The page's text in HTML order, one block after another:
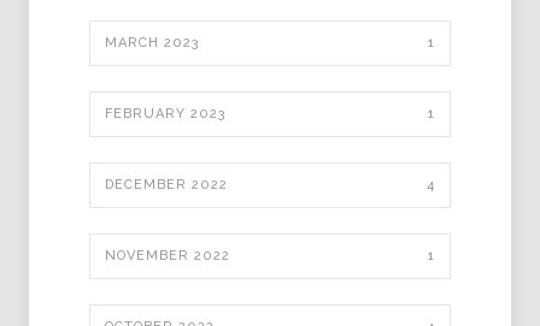
MARCH 2023 1
FEBRUARY 2023 1
DECEMBER 2022 4
NOVEMBER 2022 1